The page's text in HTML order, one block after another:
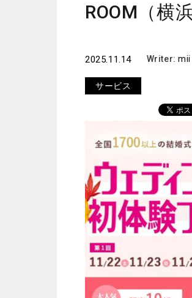
ROOM（横
2025.11.14 Writer:mii
サービス